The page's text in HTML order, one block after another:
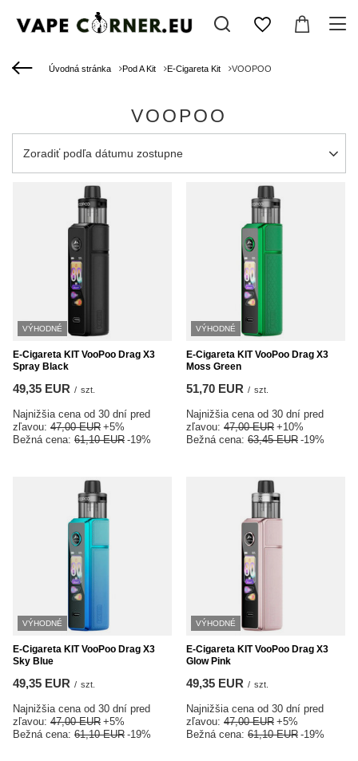
Úvodná stránka Pod A Kit E-Cigareta Kit VOOPOO
VOOPOO
Zmień sortowanie
Zoradiť podľa dátumu zostupne
VÝHODNÉ
E-Cigareta KIT VooPoo Drag X3
Spray Black
49,35 EUR / szt.
Najnižšia cena od 30 dní pred
zľavou: 47,00 EUR +5%
Bežná cena: 61,10 EUR -19%
VÝHODNÉ
E-Cigareta KIT VooPoo Drag X3
Moss Green
51,70 EUR / szt.
Najnižšia cena od 30 dní pred
zľavou: 47,00 EUR +10%
Bežná cena: 63,45 EUR -19%
VÝHODNÉ
E-Cigareta KIT VooPoo Drag X3
Sky Blue
49,35 EUR / szt.
Najnižšia cena od 30 dní pred
zľavou: 47,00 EUR +5%
Bežná cena: 61,10 EUR -19%
VÝHODNÉ
E-Cigareta KIT VooPoo Drag X3
Glow Pink
49,35 EUR / szt.
Najnižšia cena od 30 dní pred
zľavou: 47,00 EUR +5%
Bežná cena: 61,10 EUR -19%